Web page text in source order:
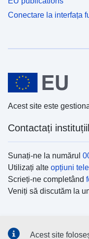
Conectare la interfața
Acest site este
Contactați
Sunați-ne la numărul
Utilizați alte opțiuni
Scrieți-ne completând
Veniți să discutăm la
Acest site